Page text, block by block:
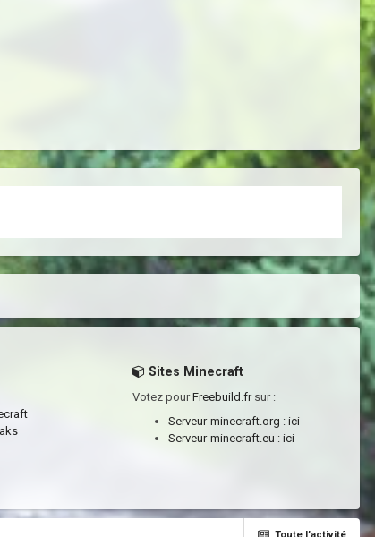
Sites Minecraft
Votez pourFreebuild.frsur :
Serveur-minecraft.org : ici
Serveur-minecraft.eu : ici